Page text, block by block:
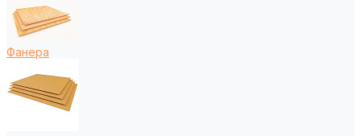
Фанера